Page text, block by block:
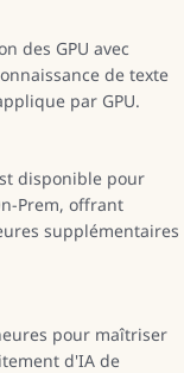
des GPU avec
de texte
par GPU.
disponible pour
Prem, offrant
supplémentaires
pour maîtriser
d'IA de